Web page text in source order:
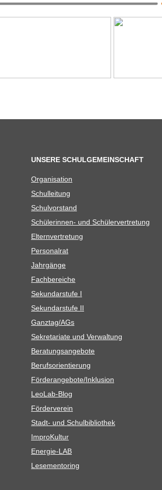
UNSERE SCHULGEMEINSCHAFT
Orga­ni­sa­tion
Schul­lei­tung
Schul­vor­stand
Schü­le­rin­nen- und Schülervertretung
Eltern­ver­tre­tung
Per­so­nal­rat
Jahr­gänge
Fach­be­rei­che
Sekun­dar­stufe I
Sekun­dar­stufe II
Ganztag/​​AGs
Sekre­ta­riate und Verwaltung
Bera­tungs­an­ge­bote
Berufs­ori­en­tie­rung
Förderangebote/​​Inklusion
Leo­Lab-Blog
För­der­ver­ein
Stadt- und Schulbibliothek
Impro­Kul­tur
Ener­­gie-LAB
Lese­men­to­ring